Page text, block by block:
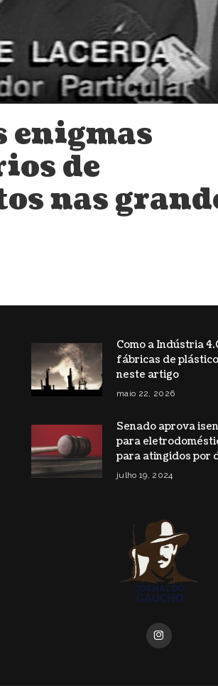
enigmas
de
nas
Como a Indústria
fábricas de
neste artigo
maio 22, 2026
Senado aprova
para
para atingidos por
julho 19, 2024